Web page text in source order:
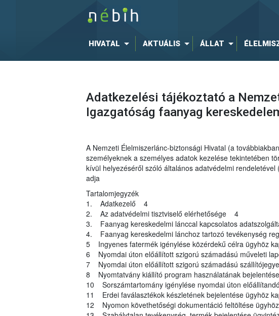
HIVATAL AKTUÁLIS ÁLLAT
Adatkezelési tájékoztató a
Igazgatóság faanyag
A Nemzeti Élelmiszerlánc-biztonsági Hivatal (a
személyeknek a személyes adatok kezelése tekintetében
kívül helyezéséről szóló általános adatvédelmi
adja
Tartalomjegyzék
1. Adatkezelő 4
2. Az adatvédelmi tisztviselő elérhetősége 4
3. Faanyag kereskedelmi lánccal kapcsolatos
4. Faanyag kereskedelmi lánchoz tartozó tevékenység
5 Ingyenes fatermék igénylése közérdekű célra ügyhöz
6 Nyomdai úton előállított szigorú számadású műveleti
7 Nyomdai úton előállított szigorú számadású
8 Nyomtatvány kiállító program használatának
10 Sorszámtartomány igénylése nyomdai úton
11 Erdei faválasztékok készletének bejelentése ügyhöz
12 Nyomon követhetőségi dokumentáció feltöltése